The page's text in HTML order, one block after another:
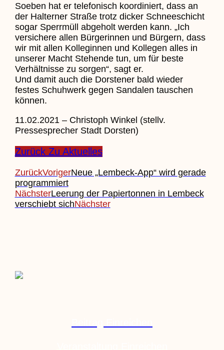
Soeben hat er telefonisch koordiniert, dass an
der Halterner Straße trotz dicker Schneeschicht
sogar Sperrmüll abgeholt werden kann. „Ich
versichere allen Bürgerinnen und Bürgern, dass
wir mit allen Kolleginnen und Kollegen alles in
unserer Macht Stehende tun, um für beste
Verhältnisse zu sorgen“, sagt er.
Und damit auch die Dorstener bald wieder
festes Schuhwerk gegen Sandalen tauschen
können.
11.02.2021 – Christoph Winkel (stellv.
Pressesprecher Stadt Dorsten)
Zurück Zu Aktuelles
ZurückVorigerNeue „Lembeck-App“ wird gerade
programmiert
NächsterLeerung der Papiertonnen in Lembeck
verschiebt sichNächster